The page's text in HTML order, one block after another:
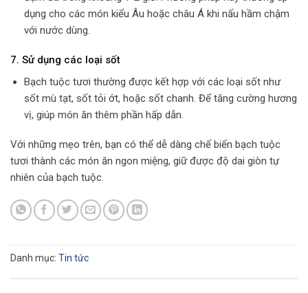
dụng cho các món kiểu Âu hoặc châu Á khi nấu hầm chậm
với nước dùng.
7. Sử dụng các loại sốt
Bạch tuộc tươi thường được kết hợp với các loại sốt như
sốt mù tạt, sốt tỏi ớt, hoặc sốt chanh. Để tăng cường hương
vị, giúp món ăn thêm phần hấp dẫn.
Với những mẹo trên, bạn có thể dễ dàng chế biến bạch tuộc
tươi thành các món ăn ngon miệng, giữ được độ dai giòn tự
nhiên của bạch tuộc.
Danh mục: Tin tức